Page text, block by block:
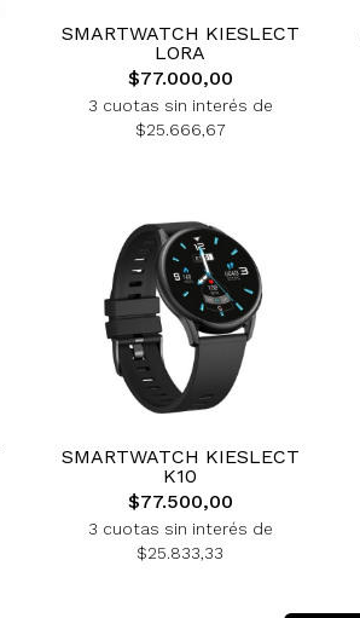
SMARTWATCH KIESLECT
LORA
$77.000,00
3 cuotas sin interés de
$25.666,67
SMARTWATCH KIESLECT
K10
$77.500,00
3 cuotas sin interés de
$25.833,33